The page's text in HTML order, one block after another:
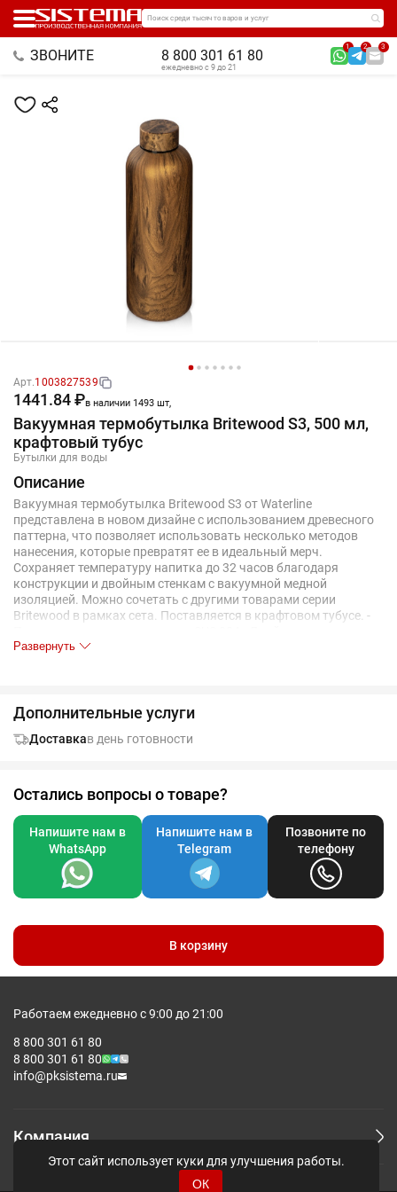
Поиск среди тысяч товаров и услуг
ЗВОНИТЕ 8 800 301 61 80
1 2 3
ежедневно с 9 до 21
Арт.1003827539
1441.84 ₽в наличии 1493 шт,
Вакуумная термобутылка Britewood S3, 500 мл,
крафтовый тубус
Бутылки для воды
Описание
Вакуумная термобутылка Britewood S3 от Waterline
представлена в новом дизайне с использованием древесного
паттерна, что позволяет использовать несколько методов
нанесения, которые превратят ее в идеальный мерч.
Сохраняет температуру напитка до 32 часов благодаря
конструкции и двойным стенкам с вакуумной медной
изоляцией. Можно сочетать с другими товарами серии
Britewood в рамках сета. Поставляется в крафтовом тубусе. -
вакуумной медной изоляцией - Сохраняет тепло до 32 часов -
Оплачивается только настройка оборудования в размере
Развернуть
Дополнительные услуги
Доставкав день готовности
Остались вопросы о товаре?
Напишите нам в
WhatsApp
Напишите нам в
Telegram
Позвоните по
телефону
В корзину
Работаем ежедневно с 9:00 до 21:00
8 800 301 61 80
8 800 301 61 80
info@pksistema.ru
Компания
Этот сайт использует куки для улучшения работы.
ОК